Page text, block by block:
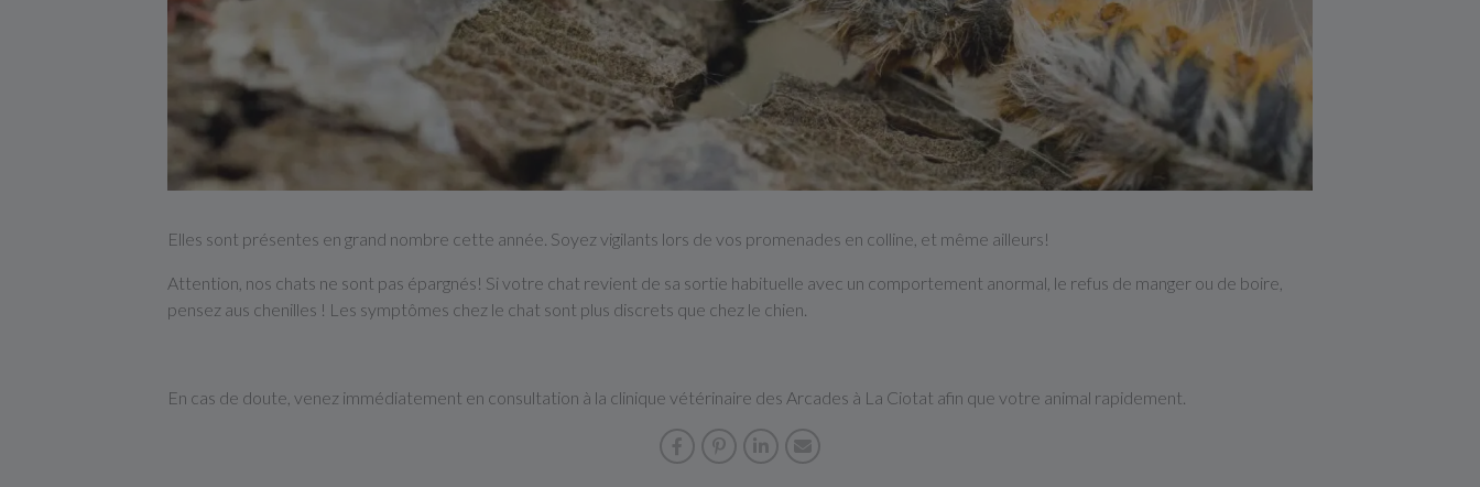
Elles sont présentes en grand nombre cette année. Soyez vigilants lors de vos promenades en colline, et même ailleurs!
Attention, nos chats ne sont pas épargnés! Si votre chat revient de sa sortie habituelle avec un comportement anormal, le refus de manger ou de boire,
pensez aus chenilles ! Les symptômes chez le chat sont plus discrets que chez le chien.
En cas de doute, venez immédiatement en consultation à la clinique vétérinaire des Arcades à La Ciotat afin que votre animal rapidement.